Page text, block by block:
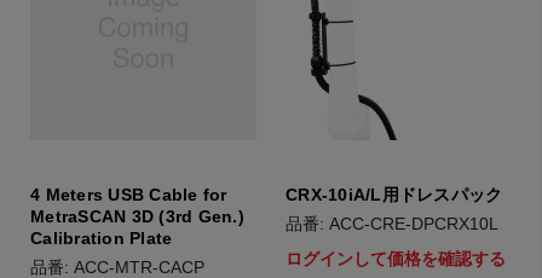
4 Meters USB Cable for
MetraSCAN 3D (3rd Gen.)
Calibration Plate
品番: ACC-MTR-CACP
CRX-10iA/L用ドレスパック
品番: ACC-CRE-DPCRX10L
ログインして価格を確認する